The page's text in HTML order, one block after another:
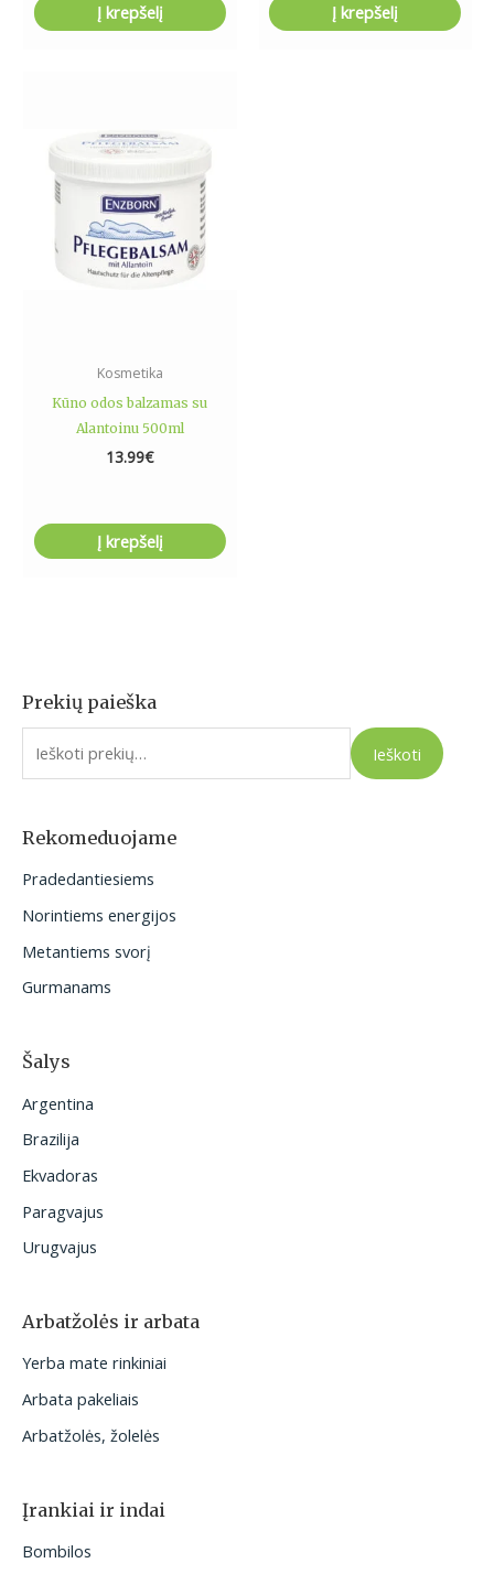
Prekių paieška
I
e
o
:
Ieškoti
Rekomeduojame
Pradedantiesiems
Norintiems energijos
Metantiems svorį
Gurmanams
Šalys
Argentina
Brazilija
Ekvadoras
Paragvajus
Urugvajus
Arbatžolės ir arbata
Yerba mate rinkiniai
Arbata pakeliais
Arbatžolės, žolelės
Įrankiai ir indai
Bombilos
Į krepšelį Į krepšelį
Kosmetika
Kūno odos balzamas su
Alantoinu 500ml
13.99€
Į krepšelį